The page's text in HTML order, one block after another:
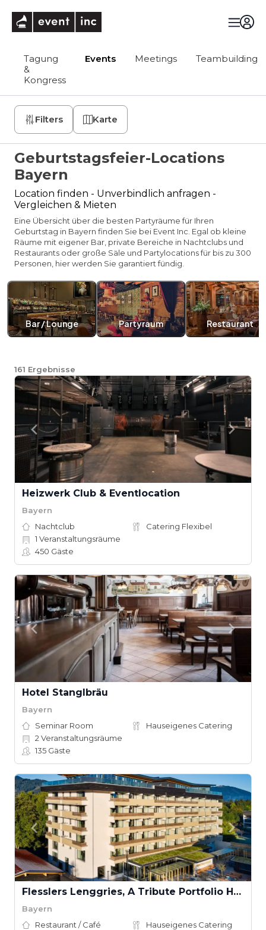
Tagung
&
Kongress
Events Meetings Teambuilding
Filters Karte
Geburtstagsfeier-Locations
Bayern
Location finden - Unverbindlich anfragen -
Vergleichen & Mieten
Eine Übersicht über die besten Partyräume für Ihren
Geburtstag in Bayern finden Sie bei Event Inc. Egal ob kleine
Räume mit eigener Bar, private Bereiche in Nachtclubs und
Restaurants oder große Säle und Partylocations für bis zu 300
Personen, hier werden Sie garantiert fündig.
Bar / Lounge Partyraum Restaurant
161 Ergebnisse
Heizwerk Club & Eventlocation
Bayern
Nachtclub
Catering Flexibel
1 Veranstaltungsräume
450 Gäste
Hotel Stanglbräu
Bayern
Seminar Room
Hauseigenes Catering
2 Veranstaltungsräume
135 Gäste
Flesslers Lenggries, A Tribute Portfolio Hotel
Bayern
Restaurant / Café
Hauseigenes Catering